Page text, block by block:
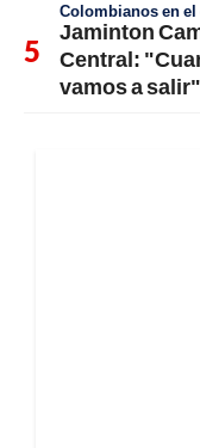
Colombianos en
Jaminton
Central:
vamos a salir"